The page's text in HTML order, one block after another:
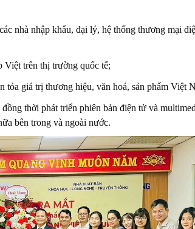
nhà nhập khẩu, đại lý, hệ thống thương mại
Việt trên thị trường quốc tế;
tỏa giá trị thương hiệu, văn hoá, sản phẩm Việt
thời phát triển phiên bản điện tử và
bên trong và ngoài nước.